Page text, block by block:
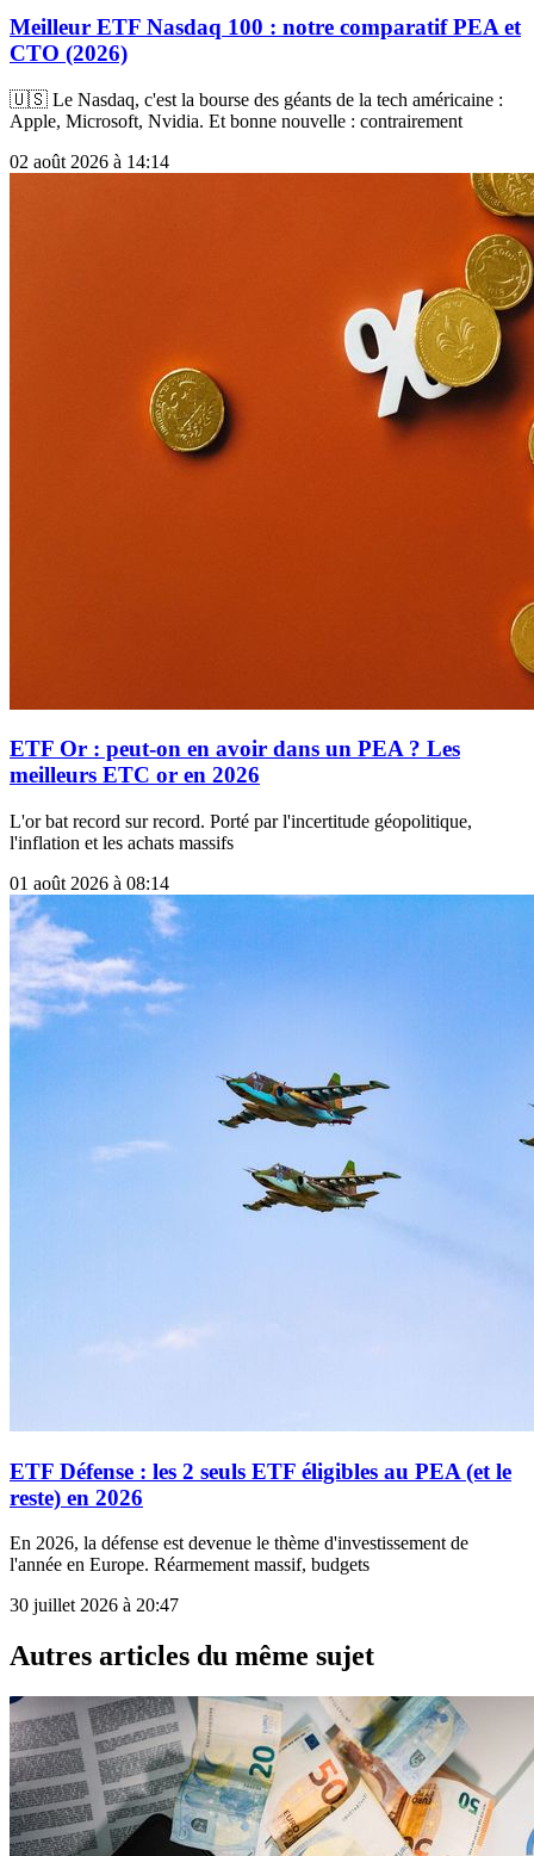
Meilleur ETF Nasdaq 100 : notre comparatif PEA et
CTO (2026)
🇺🇸 Le Nasdaq, c'est la bourse des géants de la tech américaine :
Apple, Microsoft, Nvidia. Et bonne nouvelle : contrairement
02 août 2026 à 14:14
ETF Or : peut-on en avoir dans un PEA ? Les
meilleurs ETC or en 2026
L'or bat record sur record. Porté par l'incertitude géopolitique,
l'inflation et les achats massifs
01 août 2026 à 08:14
ETF Défense : les 2 seuls ETF éligibles au PEA (et le
reste) en 2026
En 2026, la défense est devenue le thème d'investissement de
l'année en Europe. Réarmement massif, budgets
30 juillet 2026 à 20:47
Autres articles du même sujet